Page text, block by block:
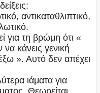
αντικαταθλιπτικό,
για τη βρώμη ότι «
κάνεις γενική
». Αυτό δεν απέχει
ιάματα για